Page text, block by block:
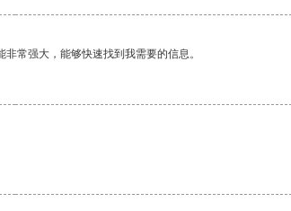
常强大，能够快速找到我需要的信息。